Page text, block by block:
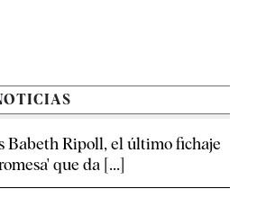
Babeth Ripoll, el último fichaje
que da [...]